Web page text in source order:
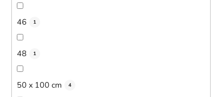
46 1
48 1
50 x 100 cm 4